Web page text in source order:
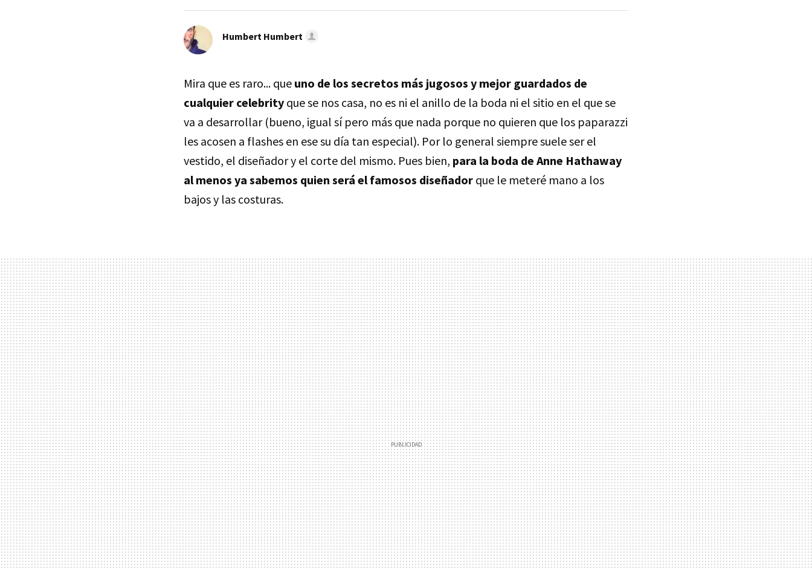
Humbert Humbert
Mira que es raro... que uno de los secretos más jugosos y mejor guardados de
cualquier celebrity que se nos casa, no es ni el anillo de la boda ni el sitio en el que se
va a desarrollar (bueno, igual sí pero más que nada porque no quieren que los paparazzi
les acosen a flashes en ese su día tan especial). Por lo general siempre suele ser el
vestido, el diseñador y el corte del mismo. Pues bien, para la boda de Anne Hathaway
al menos ya sabemos quien será el famosos diseñador que le meteré mano a los
bajos y las costuras.